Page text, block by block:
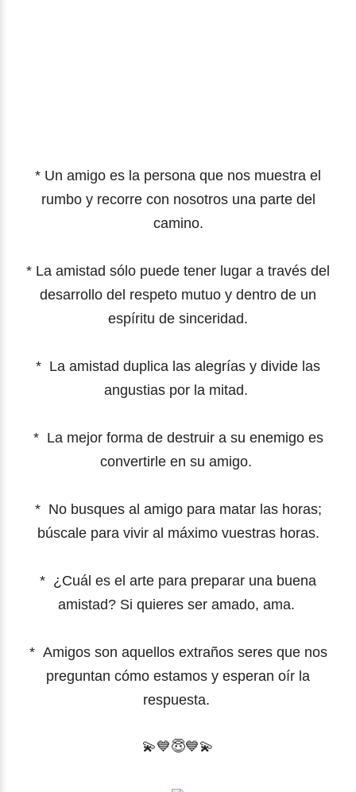
* Un amigo es la persona que nos muestra el
rumbo y recorre con nosotros una parte del
camino.
* La amistad sólo puede tener lugar a través del
desarrollo del respeto mutuo y dentro de un
espíritu de sinceridad.
* La amistad duplica las alegrías y divide las
angustias por la mitad.
* La mejor forma de destruir a su enemigo es
convertirle en su amigo.
* No busques al amigo para matar las horas;
búscale para vivir al máximo vuestras horas.
* ¿Cuál es el arte para preparar una buena
amistad? Si quieres ser amado, ama.
* Amigos son aquellos extraños seres que nos
preguntan cómo estamos y esperan oír la
respuesta.
💫💙😇💙💫